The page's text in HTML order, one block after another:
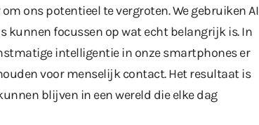
ons potentieel te vergroten. We gebruiken AI
kunnen focussen op wat echt belangrijk is. In
intelligentiein onze smartphones er
voor menselijk contact. Het resultaat is
blijven in een wereld die elke dag